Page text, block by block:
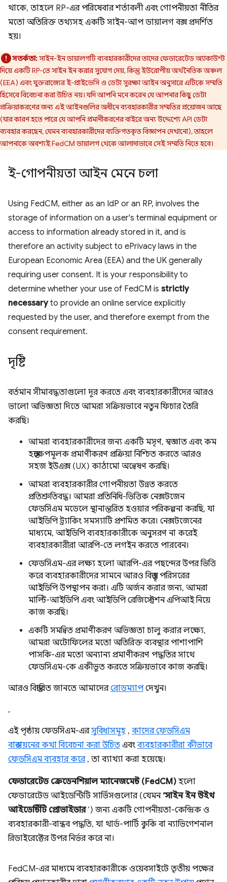
থাকে, তাহলে RP-এর পরিষেবার শর্তাবলী এবং গোপনীয়তা নীতির
মতো অতিরিক্ত তথ্যসহ একটি সাইন-আপ ডায়ালগ বক্স প্রদর্শিত
হয়।
সতর্কতা:সাইন-ইন ডায়ালগটি ব্যবহারকারীদের তাদের ফেডারেটেড অ্যাকাউন্ট
দিয়ে একটি RP-তে সাইন ইন করার সুযোগ দেয়, কিন্তু ইউরোপীয় অর্থনৈতিক অঞ্চল
(EEA) এবং যুক্তরাজ্যের ই-প্রাইভেসি ও ডেটা সুরক্ষা আইন অনুসারে এটিকে সম্মতি
হিসেবে বিবেচনা করা উচিত নয়। যদি আপনি মনে করেন যে আপনার কিছু ডেটা
প্রক্রিয়াকরণের জন্য এই আইনগুলির অধীনে ব্যবহারকারীর সম্মতির প্রয়োজন আছে
(যার কারণ হতে পারে যে আপনি প্রমাণীকরণের বাইরে অন্য উদ্দেশ্যে API ডেটা
ব্যবহার করছেন, যেমন ব্যবহারকারীদের ব্যক্তিগতকৃত বিজ্ঞাপন দেখানো), তাহলে
আপনাকে অবশ্যই FedCM ডায়ালগ থেকে আলাদাভাবে সেই সম্মতি নিতে হবে।
ই-গোপনীয়তা আইন মেনে চলা
Using FedCM, either as an IdP or an RP, involves the
storage of information on a user's terminal equipment or
access to information already stored in it, and is
therefore an activity subject to ePrivacy laws in the
European Economic Area (EEA) and the UK generally
requiring user consent. It is your responsibility to
determine whether your use of FedCM is strictly
necessaryto provide an online service explicitly
requested by the user, and therefore exempt from the
consent requirement.
দৃষ্টি
বর্তমান সীমাবদ্ধতাগুলো দূর করতে এবং ব্যবহারকারীদের আরও
ভালো অভিজ্ঞতা দিতে আমরা সক্রিয়ভাবে নতুন ফিচার তৈরি
করছি।
আমরা ব্যবহারকারীদের জন্য একটি মসৃণ, স্বজ্ঞাত এবং কম
হস্তক্ষেপমূলক প্রমাণীকরণ প্রক্রিয়া নিশ্চিত করতে আরও
সহজ ইউএক্স (UX) কাঠামো অন্বেষণ করছি।
আমরা ব্যবহারকারীর গোপনীয়তা উন্নত করতে
প্রতিশ্রুতিবদ্ধ। আমরা প্রতিনিধি-ভিত্তিক নেক্সটজেন
ফেডসিএম মডেলে স্থানান্তরিত হওয়ার পরিকল্পনা করছি, যা
আইডিপি ট্র্যাকিং সমস্যাটি প্রশমিত করে। নেক্সটজেনের
মাধ্যমে, আইডিপি ব্যবহারকারীকে অনুসরণ না করেই
ব্যবহারকারীরা আরপি-তে লগইন করতে পারবেন।
ফেডসিএম-এর লক্ষ্য হলো আরপি-এর পছন্দের উপর ভিত্তি
করে ব্যবহারকারীদের সামনে আরও বিস্তৃত পরিসরের
আইডিপি উপস্থাপন করা। এটি অর্জন করার জন্য, আমরা
মাল্টি-আইডিপি এবং আইডিপি রেজিস্ট্রেশন এপিআই নিয়ে
কাজ করছি।
একটি সমন্বিত প্রমাণীকরণ অভিজ্ঞতা চালু করার লক্ষ্যে,
আমরা অটোফিলের মতো অতিরিক্ত ব্যবস্থার পাশাপাশি
পাসকি-এর মতো অন্যান্য প্রমাণীকরণ পদ্ধতির সাথে
ফেডসিএম-কে একীভূত করতে সক্রিয়ভাবে কাজ করছি।
আরও বিস্তারিত জানতে আমাদেররোডম্যাপদেখুন।
,
এই পৃষ্ঠায় ফেডসিএম-এরসুবিধাসমূহ , কাদের ফেডসিএম
বাস্তবায়নের কথা বিবেচনা করা উচিত এবংব্যবহারকারীরা কীভাবে
ফেডসিএম ব্যবহার করে, তা ব্যাখ্যা করা হয়েছে।
ফেডারেটেড ক্রেডেনশিয়াল ম্যানেজমেন্ট (FedCM) হলো
ফেডারেটেড আইডেন্টিটি সার্ভিসগুলোর (যেমন ‘সাইন ইন উইথ
আইডেন্টিটি প্রোভাইডার’) জন্য একটি গোপনীয়তা-কেন্দ্রিক ও
ব্যবহারকারী-বান্ধব পদ্ধতি, যা থার্ড-পার্টি কুকি বা ন্যাভিগেশনাল
রিডাইরেক্টের উপর নির্ভর করে না।
FedCM-এর মাধ্যমে ব্যবহারকারীকে ওয়েবসাইটে তৃতীয় পক্ষের